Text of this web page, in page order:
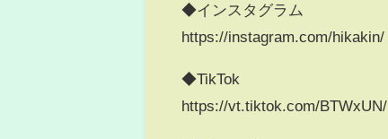
◆インスタグラム
https://instagram.com/hikakin/
◆TikTok
https://vt.tiktok.com/BTWxUN/